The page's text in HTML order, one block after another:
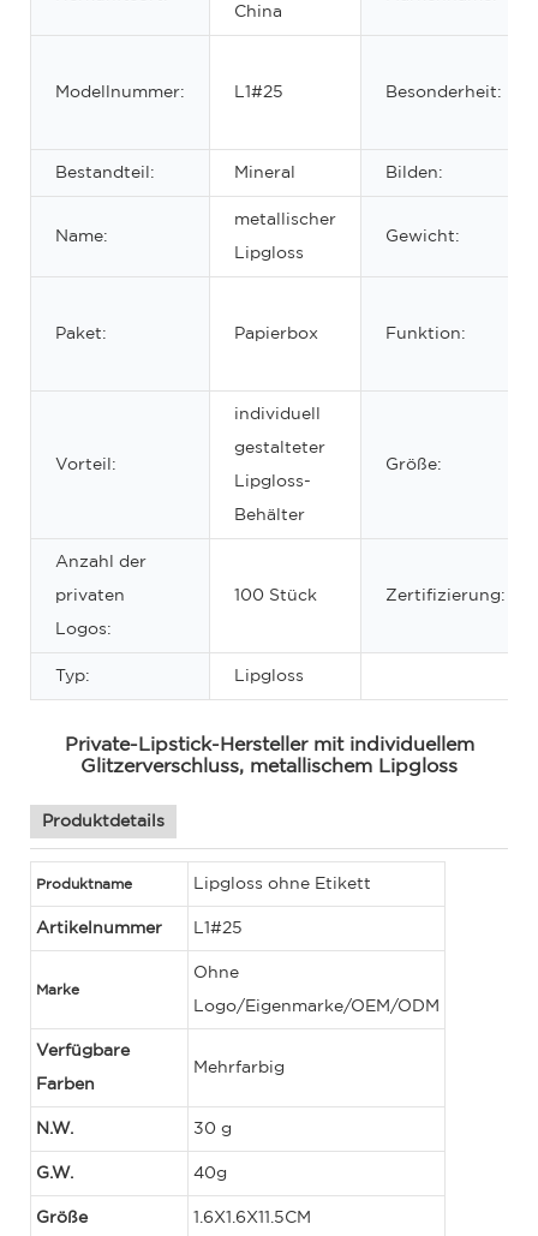
China
Modellnummer: L1#25 Besonderheit:
Bestandteil: Mineral Bilden:
Name:
metallischer
Lipgloss
Gewicht:
Paket: Papierbox Funktion:
Vorteil:
individuell
gestalteter
Lipgloss-
Behälter
Größe:
Anzahl der
privaten
Logos:
100 Stück Zertifizierung:
Typ: Lipgloss
Private-Lipstick-Hersteller mit individuellem
Glitzerverschluss, metallischem Lipgloss
Produktdetails
Produktname Lipgloss ohne Etikett
Artikelnummer L1#25
Marke
Ohne
Logo/Eigenmarke/OEM/ODM
Verfügbare
Farben
Mehrfarbig
N.W. 30 g
G.W. 40g
Größe 1.6X1.6X11.5CM